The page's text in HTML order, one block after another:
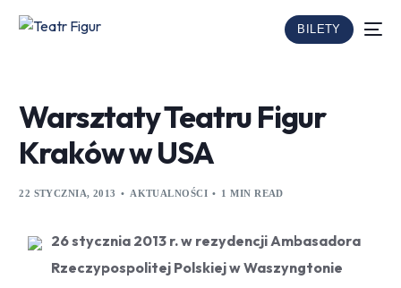
BILETY
Warsztaty Teatru Figur
Kraków w USA
22 STYCZNIA, 2013 AKTUALNOŚCI 1 MIN READ
26 stycznia 2013 r. w rezydencji Ambasadora
Rzeczypospolitej Polskiej w Waszyngtonie